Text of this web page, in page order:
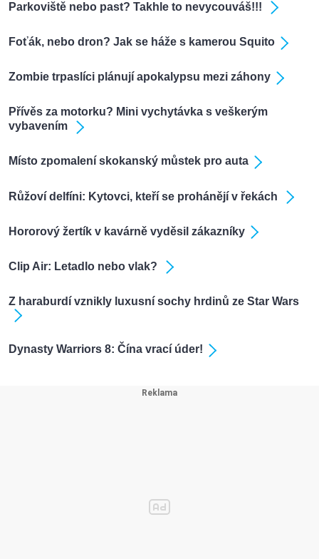
Parkoviště nebo past? Takhle to nevycouváš!!!
Foťák, nebo dron? Jak se háže s kamerou Squito
Zombie trpaslíci plánují apokalypsu mezi záhony
Přívěs za motorku? Mini vychytávka s veškerým
vybavením
Místo zpomalení skokanský můstek pro auta
Růžoví delfíni: Kytovci, kteří se prohánějí v řekách
Hororový žertík v kavárně vyděsil zákazníky
Clip Air: Letadlo nebo vlak?
Z haraburdí vznikly luxusní sochy hrdinů ze Star Wars
Dynasty Warriors 8: Čína vrací úder!